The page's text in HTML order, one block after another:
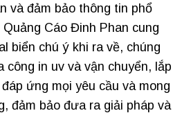
và đảm bảo thông tin phổ
Cáo Đinh Phan cung
biển chú ý khi ra về, chúng
công in uv và vận chuyển, lắp
ứng mọi yêu cầu và mong
đảm bảo đưa ra giải pháp và